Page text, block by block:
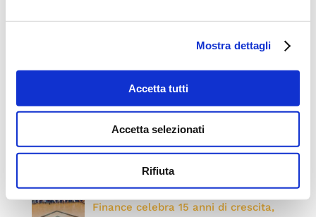
Mostra dettagli
Accetta tutti
Accetta selezionati
Rifiuta
Post recenti
Inaugurato nuovo Auxilia Point a
Convention 2026: “ONE. Una Rete,
un Traguardo, una Visione” Auxilia
Finance celebra 15 anni di crescita,